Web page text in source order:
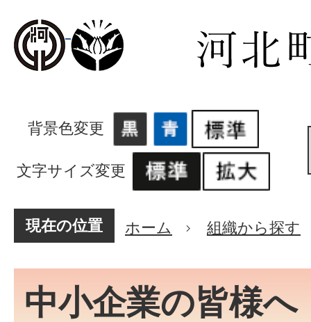
背景色変更
文字サイズ変更
現在の位置 ホーム 組織から探す
中小企業の皆様へ